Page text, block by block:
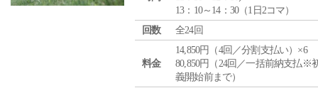
13：10～14：30（1日2コマ）
回数
全24回
料金
14,850円（4回／分割支払い）×6
80,850円（24回／一括前納支払※
義開始前まで）